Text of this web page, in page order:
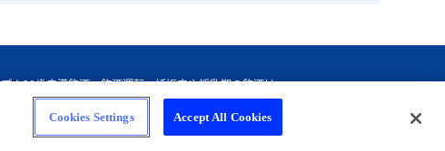
Cookies Settings Accept All Cookies